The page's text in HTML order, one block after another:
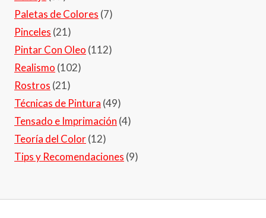
Paletas de Colores (7)
Pinceles (21)
Pintar Con Oleo (112)
Realismo (102)
Rostros (21)
Técnicas de Pintura (49)
Tensado e Imprimación (4)
Teoría del Color(12)
Tips y Recomendaciones (9)